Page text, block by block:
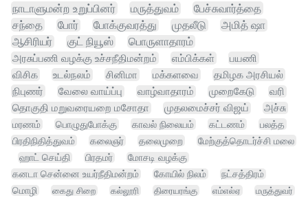
நாடாளுமன்ற உறுப்பினர்
மருத்துவம்
பேச்சுவார்த்தை
சந்தை
போர் போக்குவரத்து முதலீடு
அமித் ஷா
ஆசிரியர்
குட் நியூஸ்
பொருளாதாரம்
அரசுப்பணி வழக்கு உச்சநீதிமன்றம்
எம்பிக்கள்
பயணி
விசிக
உடல்நலம் சினிமா மக்களவை
தமிழக அரசியல்
நிபுணர்
வேலை வாய்ப்பு வாழ்வாதாரம் முறைகேடு
வரி
தொகுதி மறுவரையறை மசோதா
முதலமைச்சர் விஜய் அச்சு
மரணம் பொழுதுபோக்கு காவல் நிலையம் கட்டணம்
பலத்த
பிரதிநிதித்துவம்
கலைஞர் தலைமுறை மேற்குத்தொடர்ச்சி மலை
ஹாட் செய்தி பிரதமர்
மோசடி வழக்கு
கனடா சென்னை உயர்நீதிமன்றம்
கோயில் நிலம்
நட்சத்திரம்
மொழி
கைது சிறை கல்லூரி திரையரங்கு எம்எல்ஏ மருத்துவர்